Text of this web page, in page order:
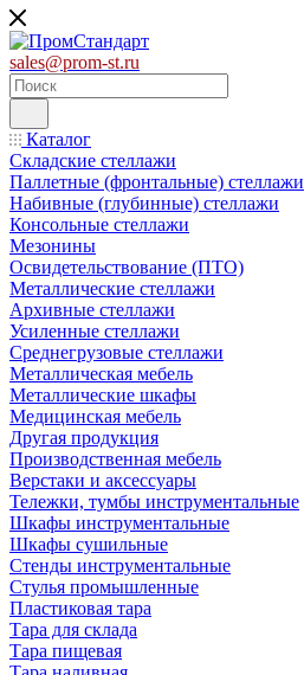
sales@prom-st.ru
Каталог
Складские стеллажи
Паллетные (фронтальные) стеллажи
Набивные (глубинные) стеллажи
Консольные стеллажи
Мезонины
Освидетельствование (ПТО)
Металлические стеллажи
Архивные стеллажи
Усиленные стеллажи
Среднегрузовые стеллажи
Металлическая мебель
Металлические шкафы
Медицинская мебель
Другая продукция
Производственная мебель
Верстаки и аксессуары
Тележки, тумбы инструментальные
Шкафы инструментальные
Шкафы сушильные
Стенды инструментальные
Cтулья промышленные
Пластиковая тара
Тара для склада
Тара пищевая